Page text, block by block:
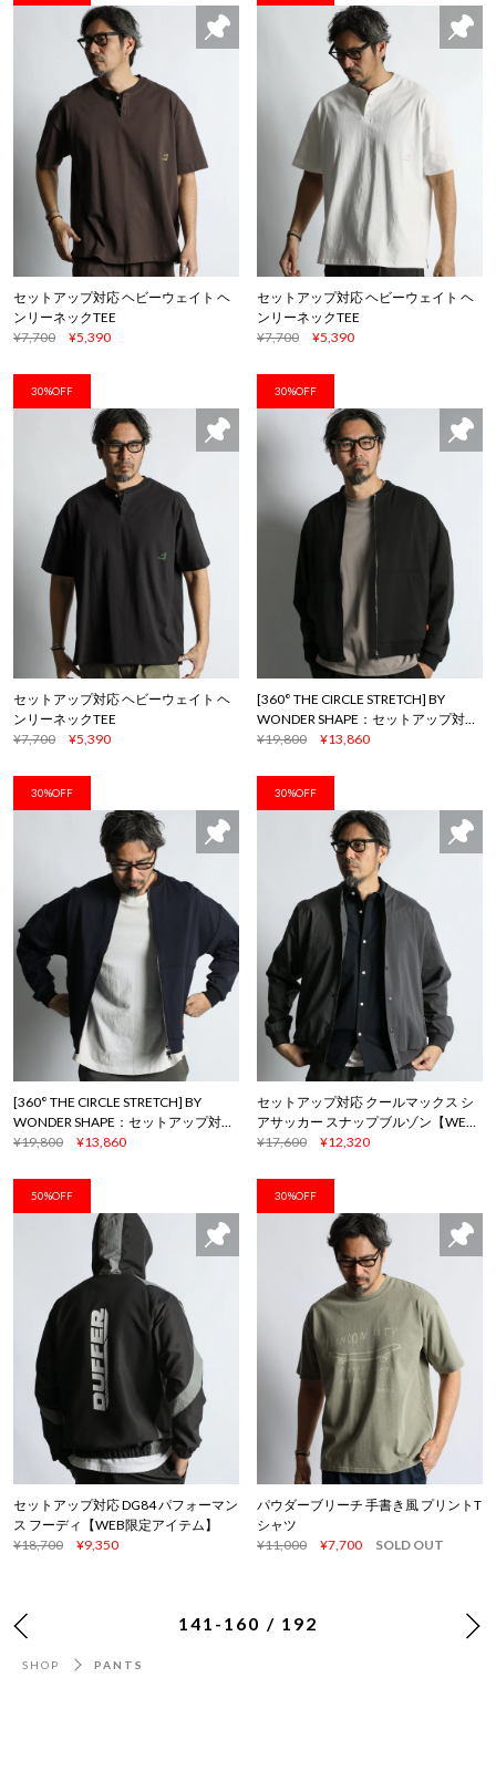
セットアップ対応 ヘビーウェイト ヘ
ンリーネックTEE
¥7,700
¥5,390
セットアップ対応 ヘビーウェイト ヘ
ンリーネックTEE
¥7,700
¥5,390
30%OFF
セットアップ対応 ヘビーウェイト ヘ
ンリーネックTEE
¥7,700
¥5,390
30%OFF
[360° THE CIRCLE STRETCH] BY
WONDER SHAPE：セットアップ対応
/軽量 MA-1
¥19,800 ¥13,860
30%OFF
[360° THE CIRCLE STRETCH] BY
WONDER SHAPE：セットアップ対応
/軽量 MA-1
¥19,800 ¥13,860
30%OFF
セットアップ対応 クールマックス シ
アサッカー スナップブルゾン【WEB
限定アイテム】
¥17,600 ¥12,320
50%OFF
セットアップ対応 DG84 パフォーマン
ス フーディ【WEB限定アイテム】
¥18,700
¥9,350
30%OFF
パウダーブリーチ 手書き風 プリントT
シャツ
¥11,000
¥7,700 SOLD OUT
141-160 / 192
SHOP PANTS